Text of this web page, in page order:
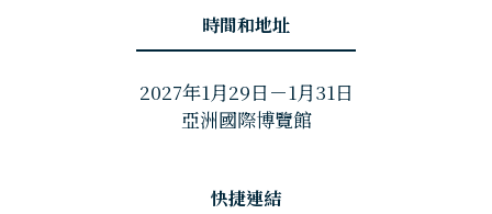
時間和地址
2027年1月29日－1月31日
亞洲國際博覽館
快捷連結